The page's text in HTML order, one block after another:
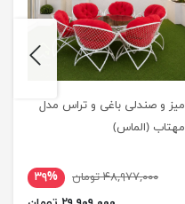
میز و صندلی باغی و تراس مدل
مهتاب (الماس)
۴۸,۹۷۷,۰۰۰ تومان
۳۹%